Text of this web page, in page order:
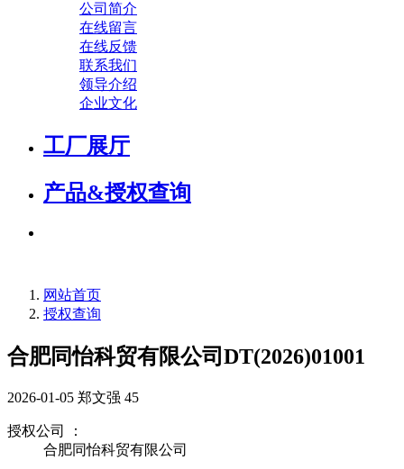
公司简介
在线留言
在线反馈
联系我们
领导介绍
企业文化
工厂展厅
产品&授权查询
网站首页
授权查询
合肥同怡科贸有限公司DT(2026)01001
2026-01-05 郑文强 45
授权公司 ：
合肥同怡科贸有限公司